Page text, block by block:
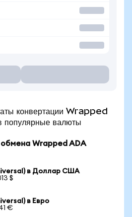
конвертации Wrapped
валюты
Wrapped ADA
в Доллар США
$
в Евро
€